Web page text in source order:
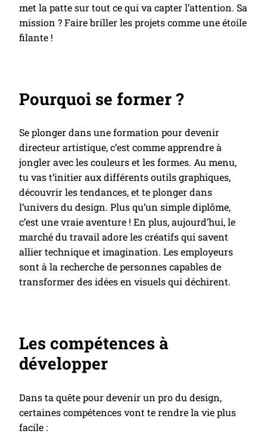
met la patte sur tout ce qui va capter l’attention. Sa
mission ? Faire briller les projets comme une étoile
filante !
Pourquoi se former ?
Se plonger dans une formation pour devenir
directeur artistique, c’est comme apprendre à
jongler avec les couleurs et les formes. Au menu,
tu vas t’initier aux différents outils graphiques,
découvrir les tendances, et te plonger dans
l’univers du design. Plus qu’un simple diplôme,
c’est une vraie aventure ! En plus, aujourd’hui, le
marché du travail adore les créatifs qui savent
allier technique et imagination. Les employeurs
sont à la recherche de personnes capables de
transformer des idées en visuels qui déchirent.
Les compétences à
développer
Dans ta quête pour devenir un pro du design,
certaines compétences vont te rendre la vie plus
facile :